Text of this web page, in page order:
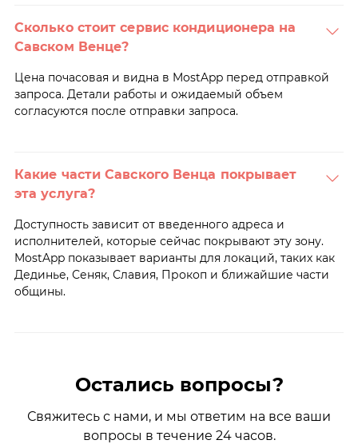
Сколько стоит сервис кондиционера на
Савском Венце?
Цена почасовая и видна в MostApp перед отправкой
запроса. Детали работы и ожидаемый объем
согласуются после отправки запроса.
Какие части Савского Венца покрывает
эта услуга?
Доступность зависит от введенного адреса и
исполнителей, которые сейчас покрывают эту зону.
MostApp показывает варианты для локаций, таких как
Дединье, Сеняк, Славия, Прокоп и ближайшие части
общины.
Остались вопросы?
Свяжитесь с нами, и мы ответим на все ваши
вопросы в течение 24 часов.